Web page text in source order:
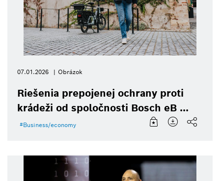
07.01.2026 Obrázok
Riešenia prepojenej ochrany proti
krádeži od spoločnosti Bosch eB ...
Business/economy